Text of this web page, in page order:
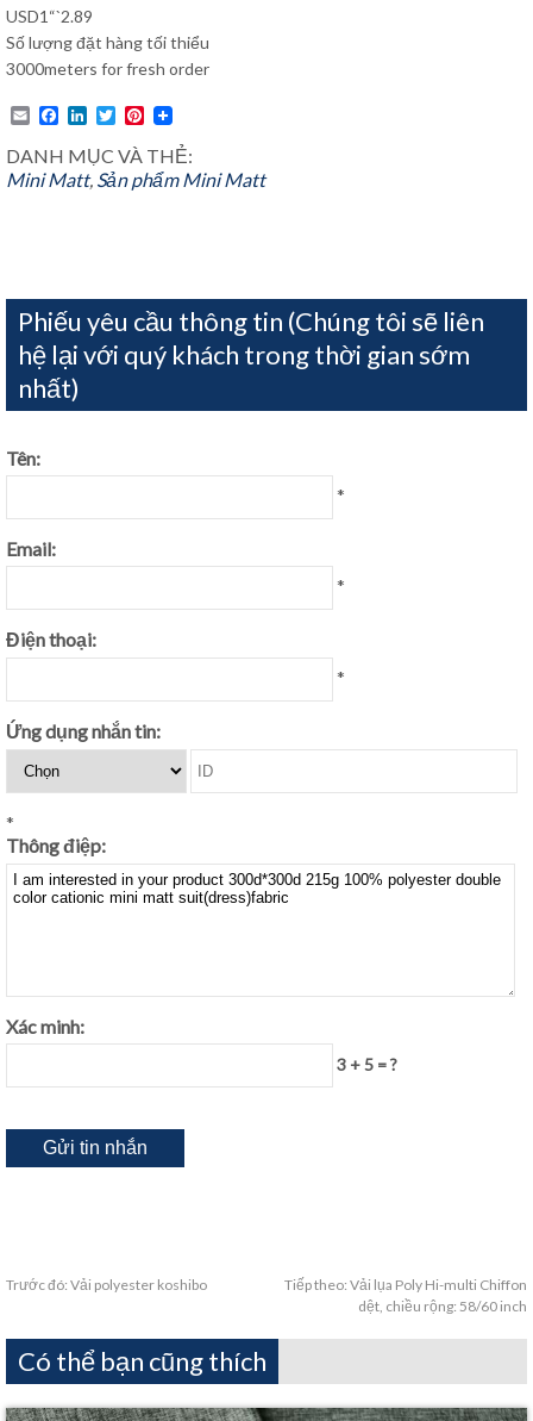
USD1“`2.89
Số lượng đặt hàng tối thiểu
3000meters for fresh order
EmailFacebook
LinkedIn
TwitterPinterest
DANH MỤC VÀ THẺ:
Mini Matt, Sản phẩm Mini Matt
Phiếu yêu cầu thông tin (Chúng tôi sẽ liên
hệ lại với quý khách trong thời gian sớm
nhất)
Tên:
*
Email:
*
Điện thoại:
*
Ứng dụng nhắn tin:
*
Thông điệp:
Xác minh:
3 + 5 = ?
Trước đó: Vải polyester koshibo Tiếp theo: Vải lụa Poly Hi-multi Chiffon
dệt, chiều rộng: 58/60 inch
Có thể bạn cũng thích